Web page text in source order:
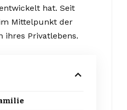
hat. Seit
Mittelpunkt der
ihres Privatlebens.